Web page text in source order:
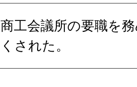
商工会議所の要職を
くされた。